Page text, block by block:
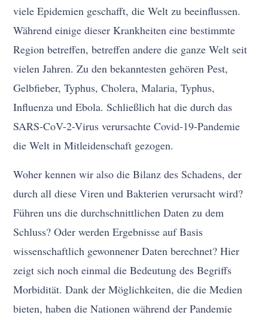
viele Epidemien geschafft, die Welt zu beeinflussen.
Während einige dieser Krankheiten eine bestimmte
Region betreffen, betreffen andere die ganze Welt seit
vielen Jahren. Zu den bekanntesten gehören Pest,
Gelbfieber, Typhus, Cholera, Malaria, Typhus,
Influenza und Ebola. Schließlich hat die durch das
SARS-CoV-2-Virus verursachte Covid-19-Pandemie
die Welt in Mitleidenschaft gezogen.
Woher kennen wir also die Bilanz des Schadens, der
durch all diese Viren und Bakterien verursacht wird?
Führen uns die durchschnittlichen Daten zu dem
Schluss? Oder werden Ergebnisse auf Basis
wissenschaftlich gewonnener Daten berechnet? Hier
zeigt sich noch einmal die Bedeutung des Begriffs
Morbidität. Dank der Möglichkeiten, die die Medien
bieten, haben die Nationen während der Pandemie